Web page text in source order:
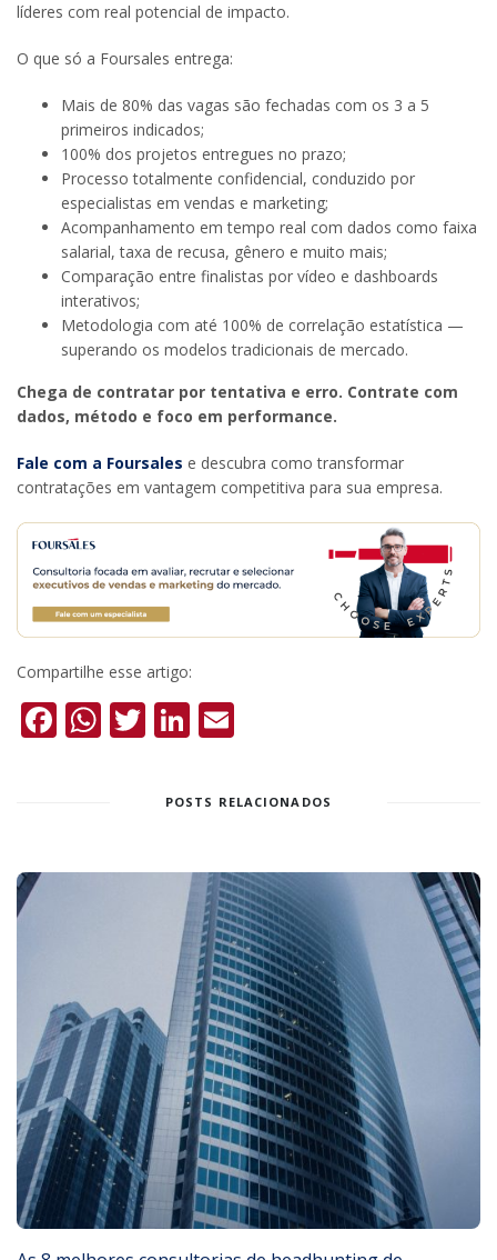
líderes com real potencial de impacto.
O que só a Foursales entrega:
Mais de 80% das vagas são fechadas com os 3 a 5
primeiros indicados;
100% dos projetos entregues no prazo;
Processo totalmente confidencial, conduzido por
especialistas em vendas e marketing;
Acompanhamento em tempo real com dados como faixa
salarial, taxa de recusa, gênero e muito mais;
Comparação entre finalistas por vídeo e dashboards
interativos;
Metodologia com até 100% de correlação estatística —
superando os modelos tradicionais de mercado.
Chega de contratar por tentativa e erro. Contrate com
dados, método e foco em performance.
Fale com a Foursales e descubra como transformar
contratações em vantagem competitiva para sua empresa.
Compartilhe esse artigo:
Facebook
WhatsApp
Twitter
LinkedIn
POSTS RELACIONADOS